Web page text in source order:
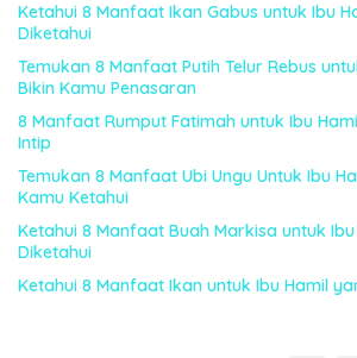
Ketahui 8 Manfaat Ikan Gabus untuk Ibu
Diketahui
Temukan 8 Manfaat Putih Telur Rebus
Bikin Kamu Penasaran
8 Manfaat Rumput Fatimah untuk Ibu
Intip
Temukan 8 Manfaat Ubi Ungu Untuk Ibu
Kamu Ketahui
Ketahui 8 Manfaat Buah Markisa untuk
Diketahui
Ketahui 8 Manfaat Ikan untuk Ibu Hamil